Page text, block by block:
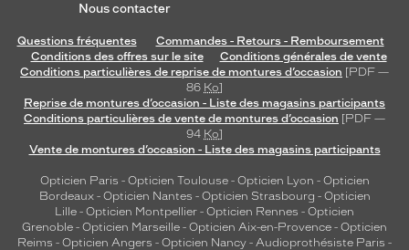
Nous contacter
Questions fréquentes
Commandes - Retours - Remboursement
Conditions des offres sur le site
Conditions générales de vente
Conditions particulières de reprise de montures d’occasion [PDF —
86 Ko]
Reprise de montures d’occasion - Liste des magasins participants
Conditions particulières de vente de montures d’occasion [PDF —
94 Ko]
Vente de montures d’occasion - Liste des magasins participants
Opticien Paris - Opticien Toulouse- Opticien Lyon - Opticien
Bordeaux- Opticien Nantes - Opticien Strasbourg - Opticien
Lille - Opticien Montpellier - Opticien Rennes - Opticien
Grenoble - Opticien Marseille - Opticien Aix-en-Provence - Opticien
Reims - Opticien Angers - Opticien Nancy - Audioprothésiste Paris -